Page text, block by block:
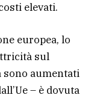
elevati.
europea, lo
sul
aumentati
– è dovuta